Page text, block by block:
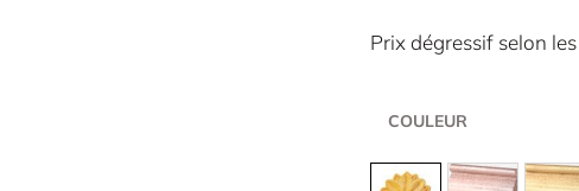
Prix dégressif selon
COULEUR